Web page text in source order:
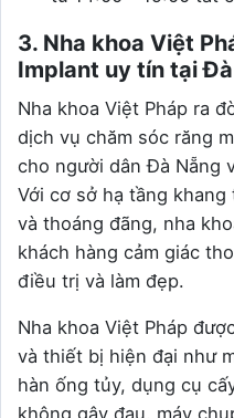
3. Nha khoa Việt
Implant uy tín tại
Nha khoa Việt Pháp ra
dịch vụ chăm sóc răng
cho người dân Đà Nẵng
Với cơ sở hạ tầng
và thoáng đãng, nha
khách hàng cảm giác
điều trị và làm đẹp.
Nha khoa Việt Pháp
và thiết bị hiện đại như
hàn ống tủy, dụng cụ